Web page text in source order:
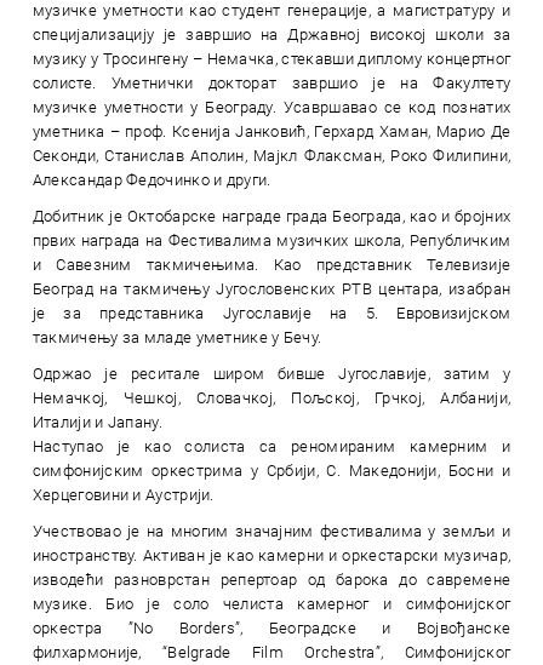
музичке уметности као студент генерације, а магистратуру и
специјализацију је завршио на Државној високој школи за
музику у Тросингену – Немачка, стекавши диплому концертног
солисте. Уметнички докторат завршио је на Факултету
музичке уметности у Београду. Усавршавао се код познатих
уметника – проф. Ксенија Јанковић, Герхард Хаман, Марио Де
Секонди, Станислав Аполин, Мајкл Флаксман, Роко Филипини,
Александар Федочинко и други.
Добитник је Октобарске награде града Београда, као и бројних
првих награда на Фестивалима музичких школа, Републичким
и Савезним такмичењима. Као представник Телевизије
Београд на такмичењу Југословенских РТВ центара, изабран
је за представника Југославије на 5. Евровизијском
такмичењу за младе уметнике у Бечу.
Одржао је реситале широм бивше Југославије, затим у
Немачкој, Чешкој, Словачкој, Пољској, Грчкој, Албанији,
Италији и Јапану.
Наступао је као солиста са реномираним камерним и
симфонијским оркестрима у Србији, С. Македонији, Босни и
Херцеговини и Аустрији.
Учествовао је на многим значајним фестивалима у земљи и
иностранству. Активан је као камерни и оркестарски музичар,
изводећи разноврстан репертоар од барока до савремене
музике. Био је соло челиста камерног и симфонијског
оркестра ”No Borders”, Београдске и Војвођанске
филхармоније, “Belgrade Film Orchestra”, Симфонијског